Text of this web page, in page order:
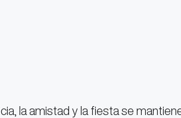
la amistad y la fiesta se